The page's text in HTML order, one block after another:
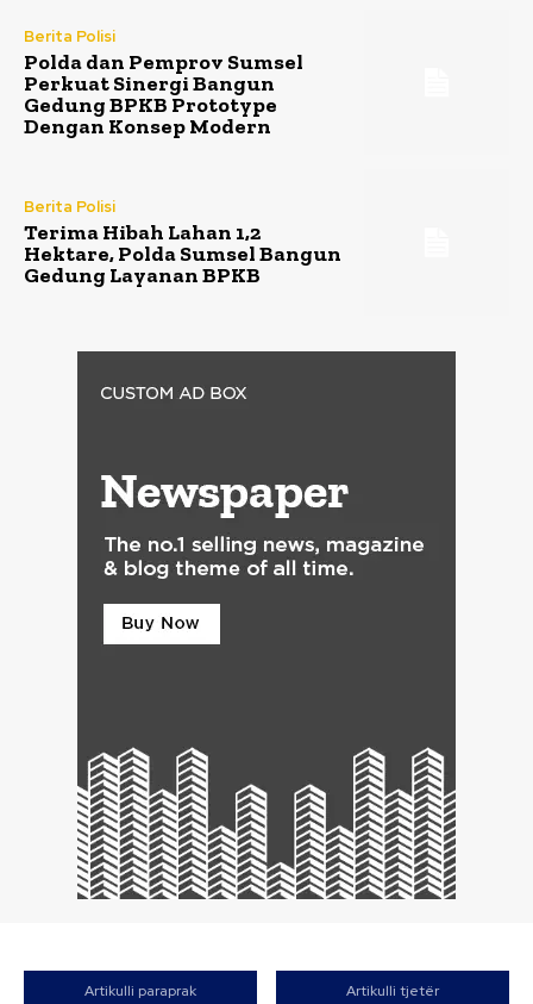
Berita Polisi
Polda dan Pemprov Sumsel
Perkuat Sinergi Bangun
Gedung BPKB Prototype
Dengan Konsep Modern
Berita Polisi
Terima Hibah Lahan 1,2
Hektare, Polda Sumsel Bangun
Gedung Layanan BPKB
Artikulli paraprak Artikulli tjetër